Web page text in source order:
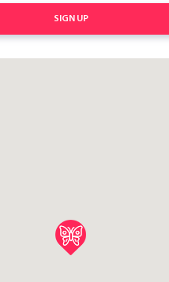
SIGN UP